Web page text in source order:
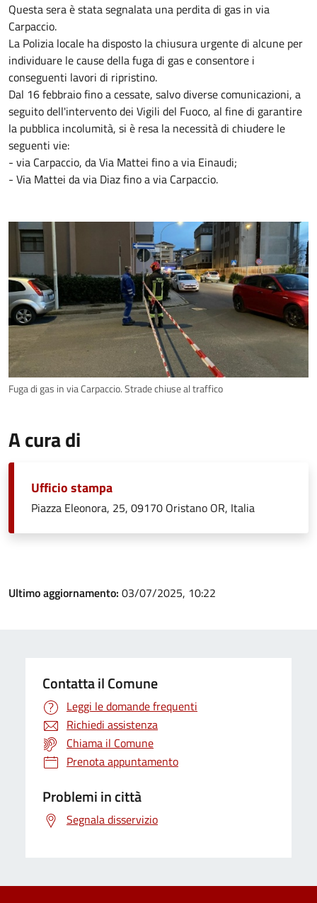
Questa sera è stata segnalata una perdita di gas in via
Carpaccio.
La Polizia locale ha disposto la chiusura urgente di alcune per
individuare le cause della fuga di gas e consentore i
conseguenti lavori di ripristino.
Dal 16 febbraio fino a cessate, salvo diverse comunicazioni, a
seguito dell'intervento dei Vigili del Fuoco, al fine di garantire
la pubblica incolumità, si è resa la necessità di chiudere le
seguenti vie:
- via Carpaccio, da Via Mattei fino a via Einaudi;
- Via Mattei da via Diaz fino a via Carpaccio.
Fuga di gas in via Carpaccio. Strade chiuse al traffico
A cura di
Ufficio stampa
Piazza Eleonora, 25, 09170 Oristano OR, Italia
Ultimo aggiornamento: 03/07/2025, 10:22
Contatta il Comune
Leggi le domande frequenti
Richiedi assistenza
Chiama il Comune
Prenota appuntamento
Problemi in città
Segnala disservizio